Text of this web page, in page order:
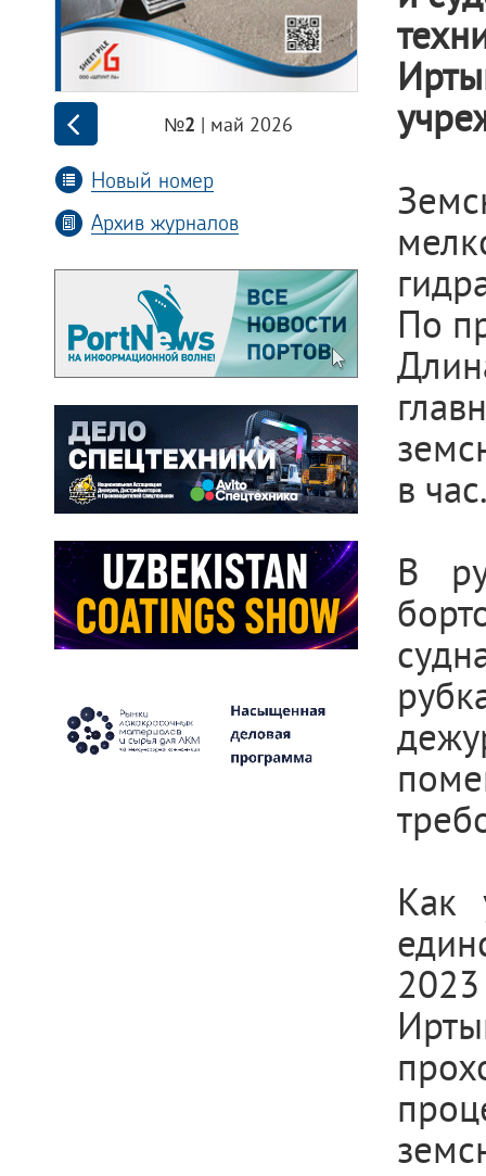
№2 | май 2026
Новый номер
Архив журналов
По
в час.
В
Как